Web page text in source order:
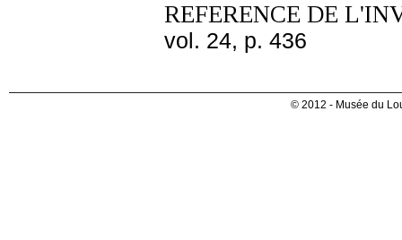
REFERENCE DE
vol. 24, p. 436
© 2012 - Musée du